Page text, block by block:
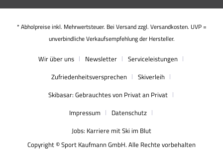
* Abholpreise inkl. Mehrwertsteuer. Bei Versand zzgl. Versandkosten. UVP =
unverbindliche Verkaufsempfehlung der Hersteller.
Wir über uns Newsletter
Serviceleistungen
Zufriedenheitsversprechen
Skiverleih
Skibasar: Gebrauchtes von Privat an Privat
Impressum
Datenschutz
Jobs: Karriere mit Ski im Blut
Copyright © Sport Kaufmann GmbH. Alle Rechte vorbehalten